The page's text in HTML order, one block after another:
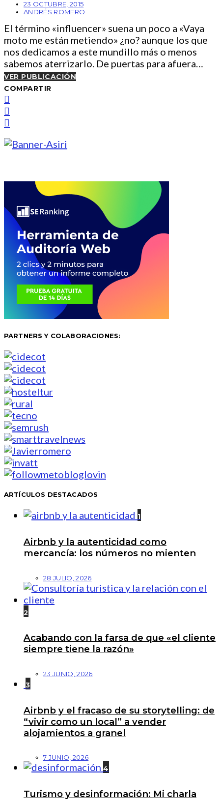
23 OCTUBRE, 2015
ANDRÉS ROMERO
El término «influencer» suena un poco a «Vaya
moto me están metiendo» ¿no? aunque los que
nos dedicamos a este mundillo más o menos
sabemos aterrizarlo. De puertas para afuera…
VER PUBLICACIÓN
COMPARTIR
PARTNERS Y COLABORACIONES:
ARTÍCULOS DESTACADOS
1
Airbnb y la autenticidad como
mercancía: los números no mienten
28 JULIO, 2026
2
Acabando con la farsa de que «el cliente
siempre tiene la razón»
23 JUNIO, 2026
3
Airbnb y el fracaso de su storytelling: de
“vivir como un local” a vender
alojamientos a granel
7 JUNIO, 2026
4
Turismo y desinformación: Mi charla